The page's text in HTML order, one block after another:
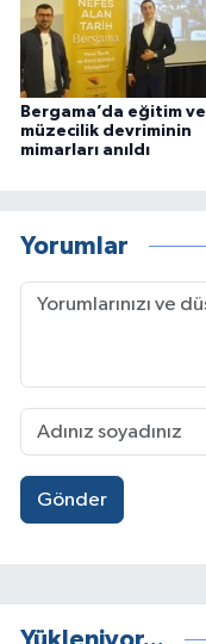
Bergama’da eğitim ve
müzecilik devriminin
mimarları anıldı
Yorumlar
Gönder